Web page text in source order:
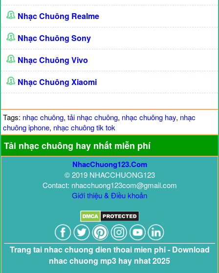
Nhạc Chuông Realme
Nhạc Chuông Sony
Nhạc Chuông Vivo
Nhạc Chuông Xiaomi
Tags: nhạc chuông, tải nhạc chuông, nhạc chuông hay, nhạc
chuông iphone, nhạc chuông tik tok
Tải nhạc chuông hay nhất miễn phí
NhacChuong123.Com
© 2019 NHACCHUONG123
Contact: nhacchuong123com@gmail.com
Giới thiệu & Điều khoản
Trang tai nhac chuong dien thoai mien phi - Download
nhac chuong mp3 hay nhat 2025